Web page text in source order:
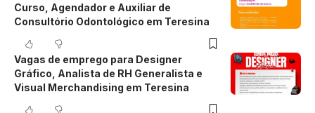
Curso, Agendador e Auxiliar de
Consultório Odontológico em Teresina
Vagas de emprego para Designer
Gráfico, Analista de RH Generalista e
Visual Merchandising em Teresina